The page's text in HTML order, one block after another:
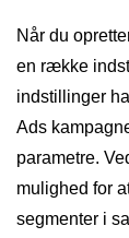
Når du
en række
indstillinger
Ads
parametre.
mulighed for
segmenter i